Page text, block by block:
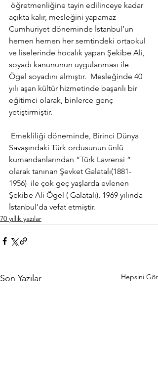
öğretmenliğine tayin edilinceye kadar
açıkta kalır, mesleğini yapamaz
Cumhuriyet döneminde İstanbul’un
hemen hemen her semtindeki ortaokul
ve liselerinde hocalık yapan Şekibe Ali,
soyadı kanununun uygulanması ile
Ögel soyadını almıştır.  Mesleğinde 40
yılı aşan kültür hizmetinde başarılı bir
eğitimci olarak, binlerce genç
yetiştirmiştir.
Savaşındaki Türk ordusunun ünlü
kumandanlarından “Türk Lavrensi “
olarak tanınan Şevket Galatalı(1881-
1956)  ile çok geç yaşlarda evlenen
Şekibe Ali Ögel ( Galatalı), 1969 yılında
İstanbul’da vefat etmiştir.
70 yıllık yazılar
Son Yazılar Hepsini Gör